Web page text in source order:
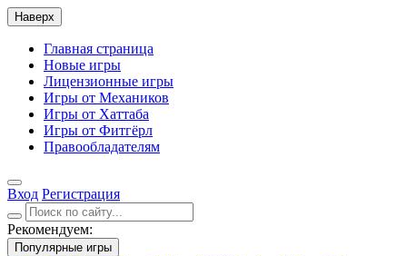
Наверх
Главная страница
Новые игры
Лицензионные игры
Игры от Механиков
Игры от Хаттаба
Игры от Фитгёрл
Правообладателям
Вход Регистрация
Рекомендуем:
Популярные игры